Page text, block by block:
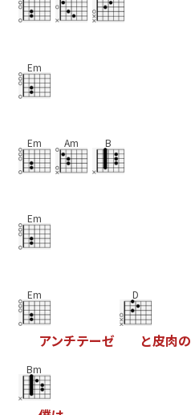
Em
Em Am B
Em
Em
アンチテーゼ
D
と皮肉の
Bm